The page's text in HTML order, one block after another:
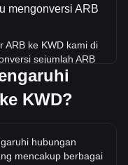
mengonversi ARB
ARB ke KWD kami di
sejumlah ARB
referensi cepat untuk
5 KWD setara
akan berharga
sejarah?
1 ARB di KWD
KWD?
hubungan
mencakup berbagai